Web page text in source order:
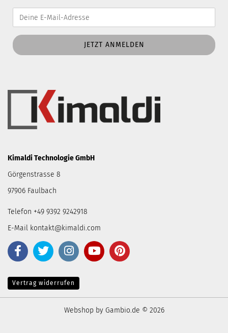
Kimaldi Technologie GmbH
Görgenstrasse 8
97906 Faulbach
Telefon +49 9392 9242918
E-Mail kontakt@kimaldi.com
Vertrag widerrufen
Webshopby Gambio.de © 2026